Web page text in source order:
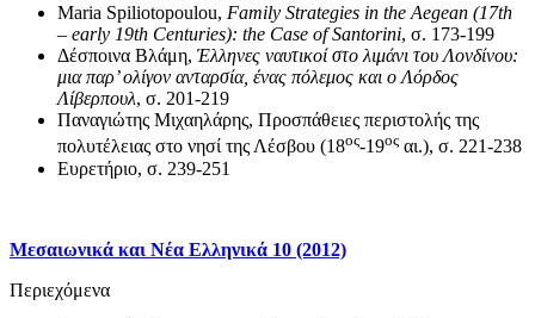
Maria Spiliotopoulou, Family Strategies in the Aegean (17th
– early 19th Centuries): the Case of Santorini, σ. 173-199
Δέσποινα Βλάμη, Έλληνες ναυτικοί στο λιμάνι του Λονδίνου:
μια παρ’ ολίγον ανταρσία, ένας πόλεμος και ο Λόρδος
Λίβερπουλ, σ. 201-219
Παναγιώτης Μιχαηλάρης, Προσπάθειες περιστολής της
πολυτέλειας στο νησί της Λέσβου (18ος-19ος αι.), σ. 221-238
Ευρετήριο, σ. 239-251
Μεσαιωνικά και Νέα Ελληνικά 10 (2012)
Περιεχόμενα